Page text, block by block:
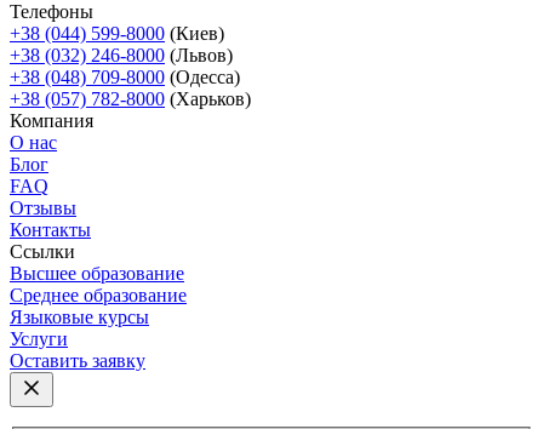
Телефоны
+38 (044) 599-8000 (Киев)
+38 (032) 246-8000 (Львов)
+38 (048) 709-8000 (Одесcа)
+38 (057) 782-8000 (Харьков)
Компания
О нас
Блог
FAQ
Отзывы
Контакты
Ссылки
Высшее образование
Среднее образование
Языковые курсы
Услуги
Оставить заявку